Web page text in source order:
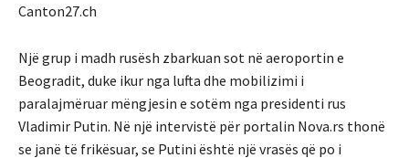
Canton27.ch
Një grup i madh rusësh zbarkuan sot në aeroportin e
Beogradit, duke ikur nga lufta dhe mobilizimi i
paralajmëruar mëngjesin e sotëm nga presidenti rus
Vladimir Putin. Në një intervistë për portalin Nova.rs thonë
se janë të frikësuar, se Putini është një vrasës që po i